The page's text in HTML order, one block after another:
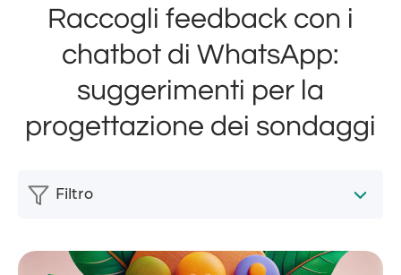
Raccogli feedback con i
chatbot di WhatsApp:
suggerimenti per la
progettazione dei sondaggi
Filtro